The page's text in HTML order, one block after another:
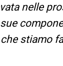
nelle
stiamo